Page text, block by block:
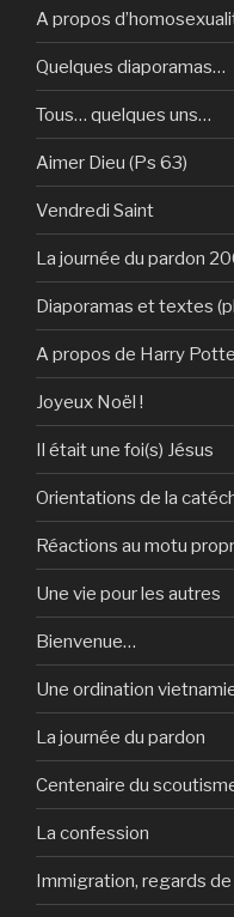
A propos
Quelques diaporamas…
Tous… quelques uns…
Aimer Dieu (Ps 63)
Vendredi Saint
La journée du pardon
Diaporamas et textes
A propos de Harry
Joyeux Noël !
Il était une foi(s) Jésus
Orientations de la
Réactions au motu
Une vie pour les autres
Bienvenue…
Une ordination
La journée du pardon
Centenaire du
La confession
Immigration, regards